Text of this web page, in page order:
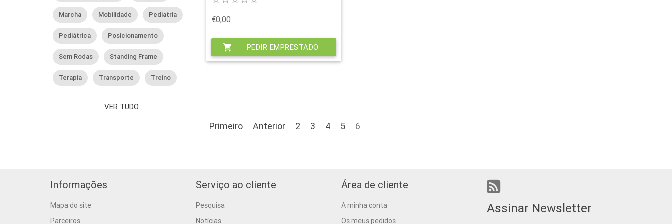
Marcha Mobilidade Pediatria
Pediátrica Posicionamento
Sem Rodas Standing Frame
Terapia Transporte Treino
VER TUDO
€0,00
shopping_cart PEDIR EMPRESTADO
Primeiro Anterior 2 3 4 5 6
Informações
Mapa do site
Parceiros
Serviço ao cliente
Pesquisa
Notícias
Área de cliente
A minha conta
Os meus pedidos
Assinar Newsletter